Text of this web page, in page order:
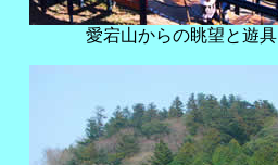
愛宕山からの眺望と遊具